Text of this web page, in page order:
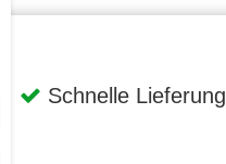
Schnelle Lieferung